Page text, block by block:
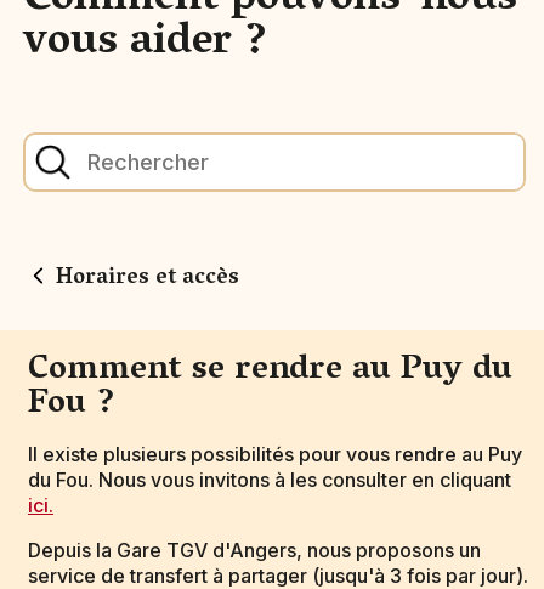
vous aider ?
Horaires et accès
Comment se rendre au Puy du
Fou ?
Il existe plusieurs possibilités pour vous rendre au Puy
du Fou. Nous vous invitons à les consulter en cliquant
ici.
Depuis la Gare TGV d'Angers, nous proposons un
service de transfert à partager (jusqu'à 3 fois par jour).